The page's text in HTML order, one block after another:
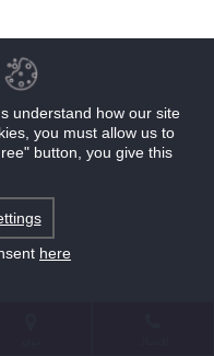
understand how our site
you must allow us to
button, you give this
here